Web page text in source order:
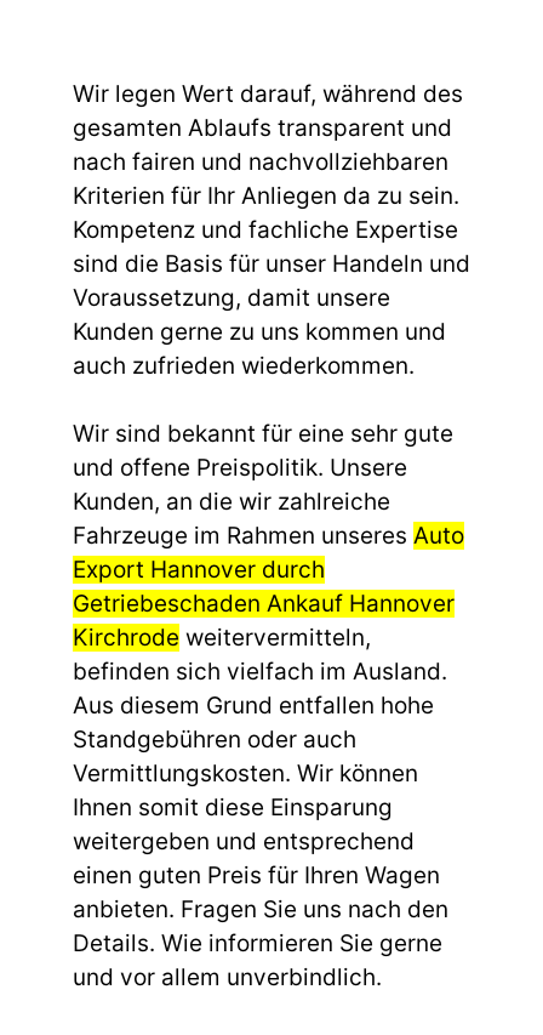
Wir legen Wert darauf, während des
gesamten Ablaufs transparent und
nach fairen und nachvollziehbaren
Kriterien für Ihr Anliegen da zu sein.
Kompetenz und fachliche Expertise
sind die Basis für unser Handeln und
Voraussetzung, damit unsere
Kunden gerne zu uns kommen und
auch zufrieden wiederkommen.
Wir sind bekannt für eine sehr gute
und offene Preispolitik. Unsere
Kunden, an die wir zahlreiche
Fahrzeuge im Rahmen unseres Auto
Export Hannover durch
Getriebeschaden Ankauf Hannover
Kirchrode weitervermitteln,
befinden sich vielfach im Ausland.
Aus diesem Grund entfallen hohe
Standgebühren oder auch
Vermittlungskosten. Wir können
Ihnen somit diese Einsparung
weitergeben und entsprechend
einen guten Preis für Ihren Wagen
anbieten. Fragen Sie uns nach den
Details. Wie informieren Sie gerne
und vor allem unverbindlich.